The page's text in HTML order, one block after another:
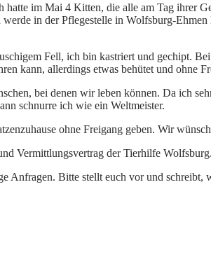
im Mai 4 Kitten, die alle am Tag ihrer
in der Pflegestelle in Wolfsburg-
Fell, ich bin kastriert und gechipt.
kann, allerdings etwas behütet und ohne
bei denen wir leben können. Da ich
schnurre ich wie ein Weltmeister.
ohne Freigang geben. Wir
Vermittlungsvertrag der Tierhilfe Wolfsburg.
Anfragen. Bitte stellt euch vor und schreibt,